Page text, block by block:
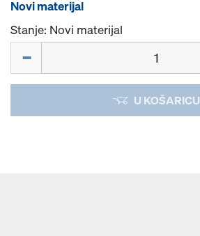
Novi materijal
Stanje: Novi materijal
U KOŠARICU